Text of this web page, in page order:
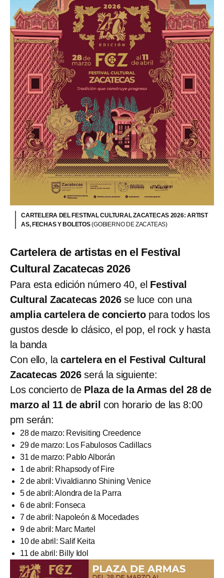
CARTELERA DEL FESTIVAL CULTURAL ZACATECAS 2026: ARTIST
AS, FECHAS Y BOLETOS(GOBIERNO DE ZACATEAS)
Cartelera de artistas en el Festival
Cultural Zacatecas 2026
Para esta edición número 40, el Festival
Cultural Zacatecas 2026se luce con una
amplia cartelera de concierto para todos los
gustos desde lo clásico, el pop, el rock y hasta
la banda
Con ello, lacartelera en el Festival Cultural
Zacatecas 2026será la siguiente:
Los concierto de Plaza de la Armas del 28 de
marzo al 11 de abril con horario de las 8:00
pm serán:
28 de marzo: Revisiting Creedence
29 de marzo: Los Fabulosos Cadillacs
31 de marzo: Pablo Alborán
1 de abril: Rhapsody of Fire
2 de abril: Vivaldianno Shining Venice
5 de abril: Alondra de la Parra
6 de abril: Fonseca
7 de abril: Napoleón & Mocedades
9 de abril: Marc Martel
10 de abril: Salif Keita
11 de abril: Billy Idol